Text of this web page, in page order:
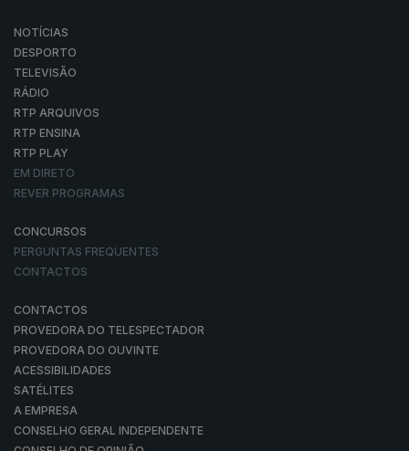
NOTÍCIAS
DESPORTO
TELEVISÃO
RÁDIO
RTP ARQUIVOS
RTP ENSINA
RTP PLAY
EM DIRETO
REVER PROGRAMAS
CONCURSOS
PERGUNTAS FREQUENTES
CONTACTOS
CONTACTOS
PROVEDORA DO TELESPECTADOR
PROVEDORA DO OUVINTE
ACESSIBILIDADES
SATÉLITES
A EMPRESA
CONSELHO GERAL INDEPENDENTE